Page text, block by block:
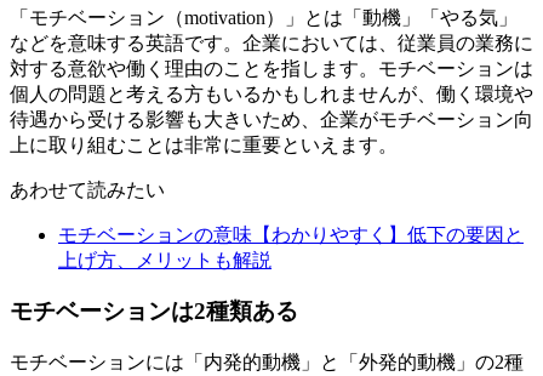
「モチベーション（motivation）」とは「動機」「やる気」
などを意味する英語です。企業においては、従業員の業務に
対する意欲や働く理由のことを指します。モチベーションは
個人の問題と考える方もいるかもしれませんが、働く環境や
待遇から受ける影響も大きいため、企業がモチベーション向
上に取り組むことは非常に重要といえます。
あわせて読みたい
モチベーションの意味【わかりやすく】低下の要因と
上げ方、メリットも解説
モチベーションは2種類ある
モチベーションには「内発的動機」と「外発的動機」の2種